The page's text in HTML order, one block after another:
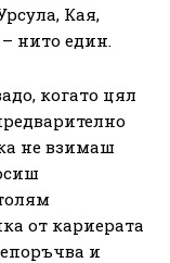
Кая,
нито един.
когато цял
не взимаш
от кариерата
и